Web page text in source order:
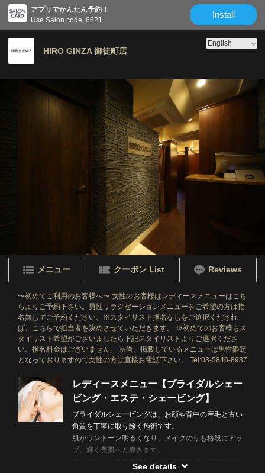
アプリでかんたん予約！
Use Salon code: 6621
Install
HIRO GINZA 御徒町店
メニュー クーポン List Reviews
〜初めてご利用のお客様へ〜 女性のお客様はレディースメニューはこち
らよりご予約下さい。男性リラクゼーションメニューをご希望の方は指
名無しでご予約ください。※スタイリスト指名なしをご選択くだされ
ば、こちらで担当者を決めさせていただきます。 ※初めてのお客様もス
タイリスト希望がございましたら下記スタイリストよりご選択くださ
い。指名料金はございません。 ※尚、掲載しているメニューは男性限定
となっておりますので女性の方は直接お電話下さい。 Tel:03-5846-8937
レディースメニュー【ブライダルシェー
ビング・エステ・シェービング】
ブライダルシェービングは、お顔や背中の産毛と古い
角質を丁寧に取り除く施術です。
肌がワントーン明るくなり、メイクのりも格段にアッ
プ。輝く美肌へと導きます。
See details